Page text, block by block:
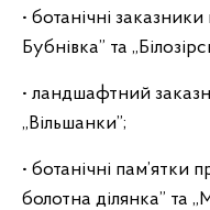
• ботанічні
Бубнівка” та
• ландшафтний
„Вільшанки”;
• ботанічні
болотна ділянка” та